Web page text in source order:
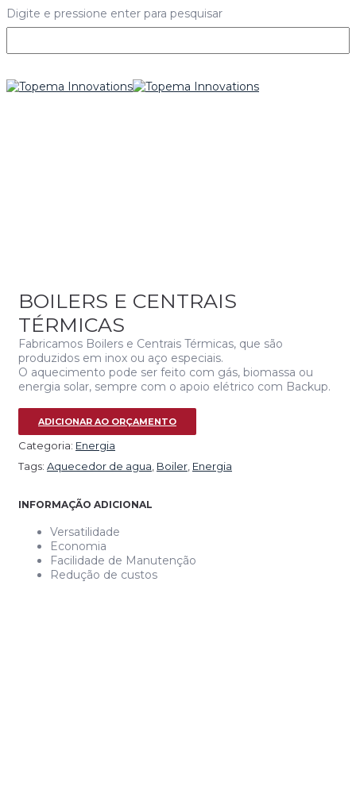
Digite e pressione enter para pesquisar
BOILERS E CENTRAIS
TÉRMICAS
Fabricamos Boilers e Centrais Térmicas, que são
produzidos em inox ou aço especiais.
O aquecimento pode ser feito com gás, biomassa ou
energia solar, sempre com o apoio elétrico com Backup.
ADICIONAR AO ORÇAMENTO
Categoria: Energia
Tags: Aquecedor de agua Boiler Energia
INFORMAÇÃO ADICIONAL
Versatilidade
Economia
Facilidade de Manutenção
Redução de custos